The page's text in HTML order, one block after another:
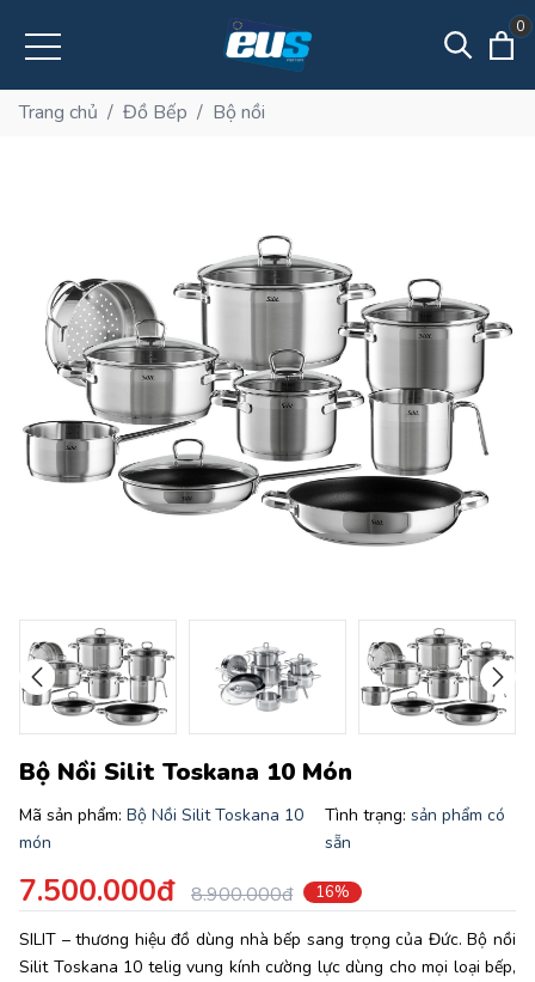
0
Trang chủ / Đồ Bếp / Bộ nồi
Bộ Nồi Silit Toskana 10 Món
Mã sản phẩm: Bộ Nồi Silit Toskana 10
món
Tình trạng: sản phẩm có
sẵn
7.500.000đ 8.900.000đ 16%
SILIT – thương hiệu đồ dùng nhà bếp sang trọng của Đức. Bộ nồi
Silit Toskana 10 telig vung kính cường lực dùng cho mọi loại bếp,